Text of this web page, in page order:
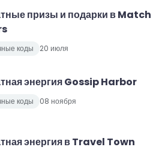
призы и подарки в Match
коды 20 июля
энергия Gossip Harbor
коды 08 ноября
энергия в Travel Town